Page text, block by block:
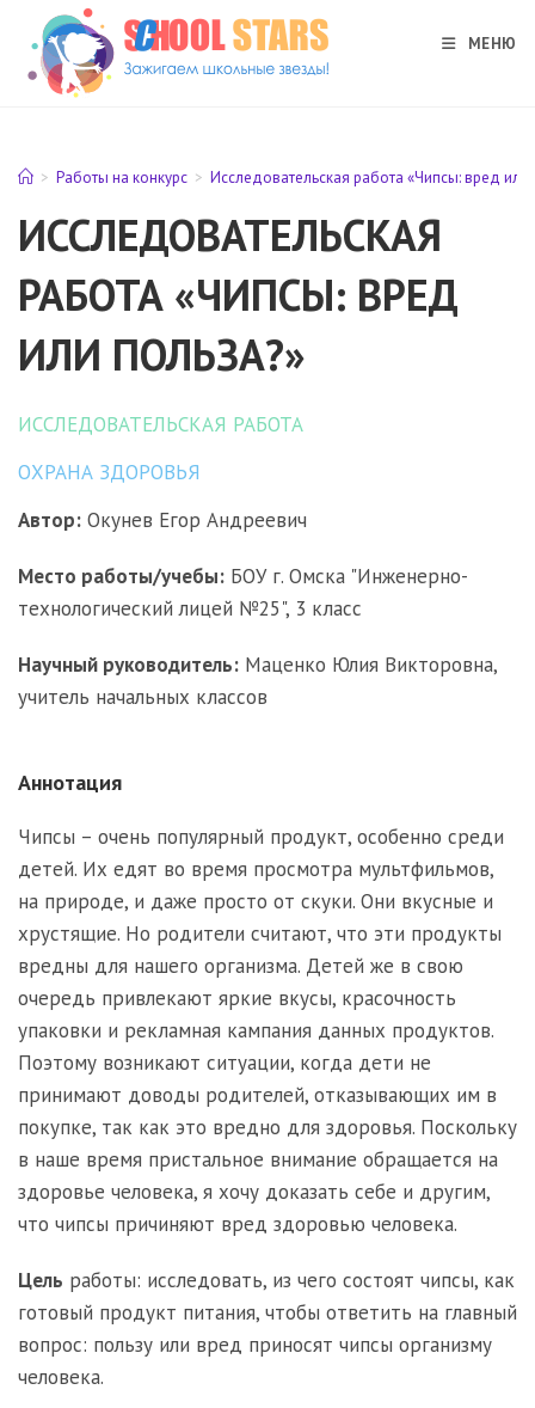
Перейти
содержимому
МЕНЮ
> Работы на конкурс > Исследовательская работа «Чипсы: вред или
ИССЛЕДОВАТЕЛЬСКАЯ
РАБОТА «ЧИПСЫ: ВРЕД
ИЛИ ПОЛЬЗА?»
ИССЛЕДОВАТЕЛЬСКАЯ РАБОТА
ОХРАНА ЗДОРОВЬЯ
Автор: Окунев Егор Андреевич
Место работы/учебы: БОУ г. Омска "Инженерно-
технологический лицей №25", 3 класс
Научный руководитель: Маценко Юлия Викторовна,
учитель начальных классов
Аннотация
Чипсы – очень популярный продукт, особенно среди
детей. Их едят во время просмотра мультфильмов,
на природе, и даже просто от скуки. Они вкусные и
хрустящие. Но родители считают, что эти продукты
вредны для нашего организма. Детей же в свою
очередь привлекают яркие вкусы, красочность
упаковки и рекламная кампания данных продуктов.
Поэтому возникают ситуации, когда дети не
принимают доводы родителей, отказывающих им в
покупке, так как это вредно для здоровья. Поскольку
в наше время пристальное внимание обращается на
здоровье человека, я хочу доказать себе и другим,
что чипсы причиняют вред здоровью человека.
Цель работы: исследовать, из чего состоят чипсы, как
готовый продукт питания, чтобы ответить на главный
вопрос: пользу или вред приносят чипсы организму
человека.